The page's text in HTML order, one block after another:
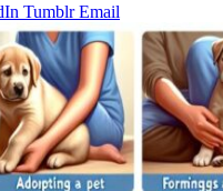
Tumblr Email